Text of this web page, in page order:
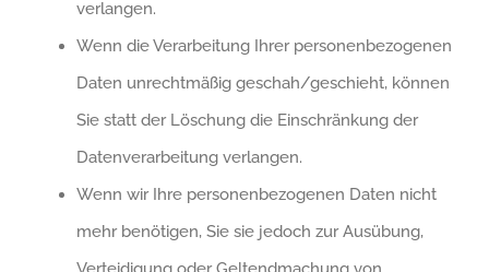
verlangen.
Wenn die Verarbeitung Ihrer personenbezogenen
Daten unrechtmäßig geschah/geschieht, können
Sie statt der Löschung die Einschränkung der
Datenverarbeitung verlangen.
Wenn wir Ihre personenbezogenen Daten nicht
mehr benötigen, Sie sie jedoch zur Ausübung,